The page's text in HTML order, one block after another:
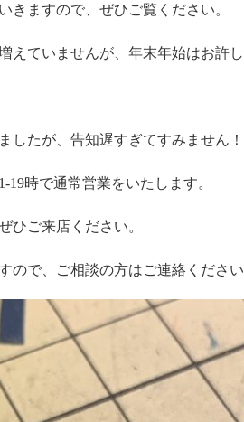
きますので、ぜひご覧ください。
えていませんが、年末年始はお許し
したが、告知遅すぎてすみません！
19時で通常営業をいたします。
ひご来店ください。
ので、ご相談の方はご連絡ください